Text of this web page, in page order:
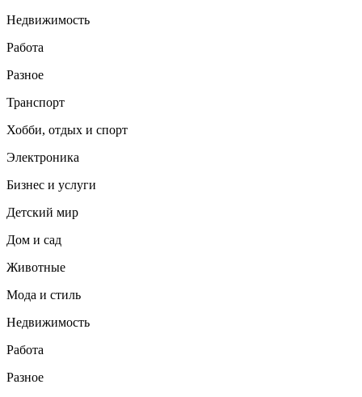
Недвижимость
Работа
Разное
Транспорт
Хобби, отдых и спорт
Электроника
Бизнес и услуги
Детский мир
Дом и сад
Животные
Мода и стиль
Недвижимость
Работа
Разное